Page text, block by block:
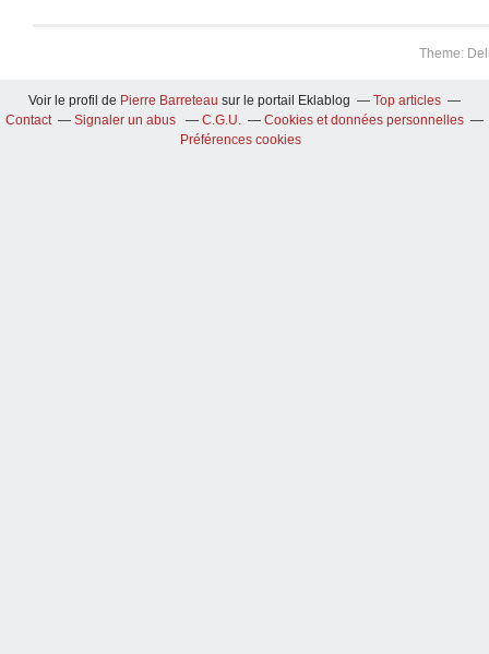
Theme:
Voir le profil de Pierre Barreteau sur le portail Eklablog
Top articles
Contact
Signaler un abus C.G.U.
Cookies et données personnelles
Préférences cookies